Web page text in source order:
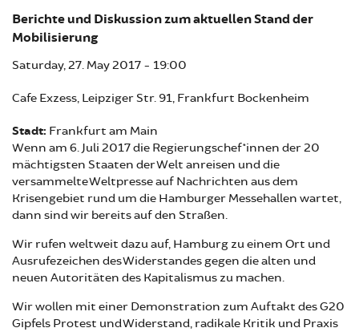
Berichte und Diskussion zum aktuellen Stand der
Mobilisierung
Saturday, 27. May 2017 - 19:00
Cafe Exzess, Leipziger Str. 91, Frankfurt Bockenheim
Stadt: Frankfurt am Main
Wenn am 6. Juli 2017 die Regierungschef*innen der 20
mächtigsten Staaten der Welt anreisen und die
versammelte Weltpresse auf Nachrichten aus dem
Krisengebiet rund um die Hamburger Messehallen wartet,
dann sind wir bereits auf den Straßen.
Wir rufen weltweit dazu auf, Hamburg zu einem Ort und
Ausrufezeichen des Widerstandes gegen die alten und
neuen Autoritäten des Kapitalismus zu machen.
Wir wollen mit einer Demonstration zum Auftakt des G20
Gipfels Protest und Widerstand, radikale Kritik und Praxis